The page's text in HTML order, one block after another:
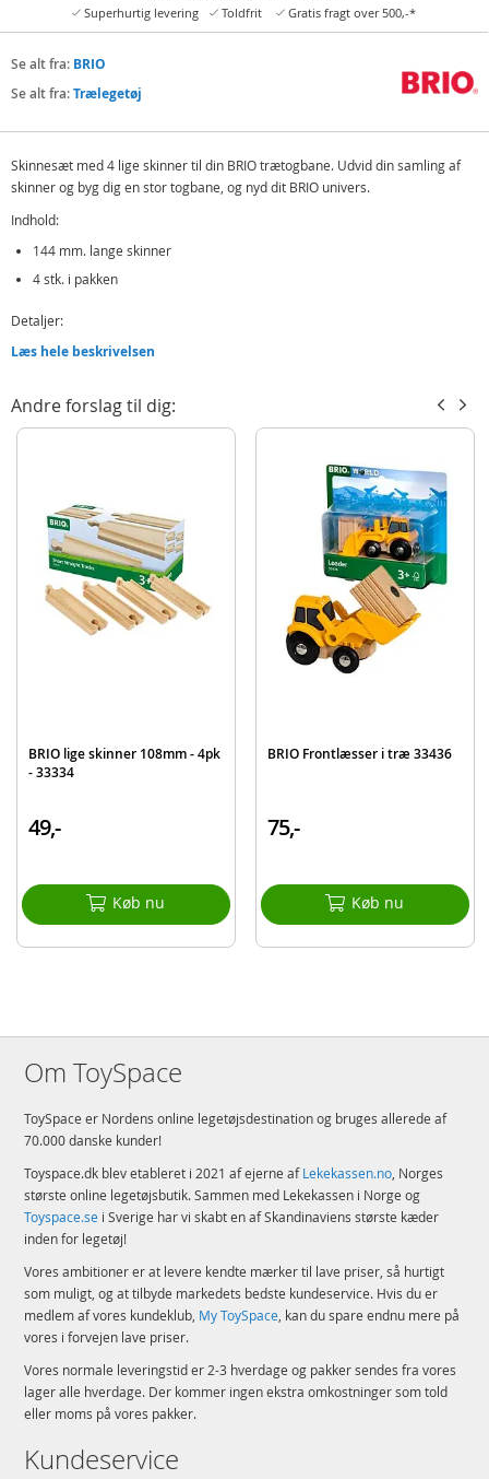
Superhurtig levering
Toldfrit Gratis fragt over 500,-*
Se alt fra: BRIO
Se alt fra:Trælegetøj
Skinnesæt med 4 lige skinner til din BRIO trætogbane. Udvid din samling af
skinner og byg dig en stor togbane, og nyd dit BRIO univers.
Indhold:
144 mm. lange skinner
4 stk. i pakken
Detaljer:
Fra 3 år
Model
EAN 7312350333350
Læs hele beskrivelsen
Andre forslag til dig:
BRIO lige skinner 108mm - 4pk
- 33334
49,-
Køb nu
BRIO Frontlæsser i træ 33436
75,-
Køb nu
Om ToySpace
ToySpace er Nordens online legetøjsdestination og bruges allerede af
70.000 danske kunder!
Toyspace.dk blev etableret i 2021 af ejerne afLekekassen.no, Norges
største online legetøjsbutik. Sammen med Lekekassen i Norge og
Toyspace.se i Sverige har vi skabt en af Skandinaviens største kæder
inden for legetøj!
Vores ambitioner er at levere kendte mærker til lave priser, så hurtigt
som muligt, og at tilbyde markedets bedste kundeservice. Hvis du er
medlem af vores kundeklub, My ToySpace, kan du spare endnu mere på
vores i forvejen lave priser.
Vores normale leveringstid er 2-3 hverdage og pakker sendes fra vores
lager alle hverdage. Der kommer ingen ekstra omkostninger som told
eller moms på vores pakker.
Kundeservice